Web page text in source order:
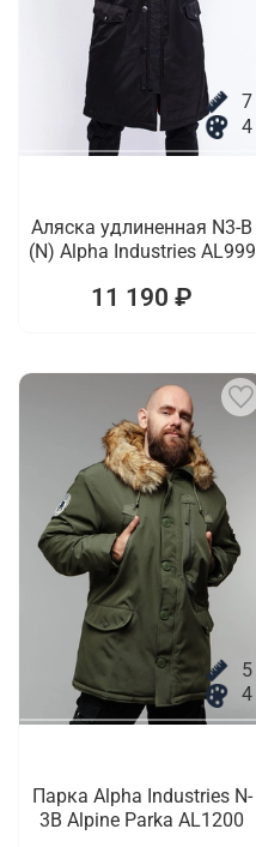
7
4
Аляска удлиненная N3-B
(N) Alpha Industries AL999
11 190 ₽
5
4
Парка Alpha Industries N-
3B Alpine Parka AL1200